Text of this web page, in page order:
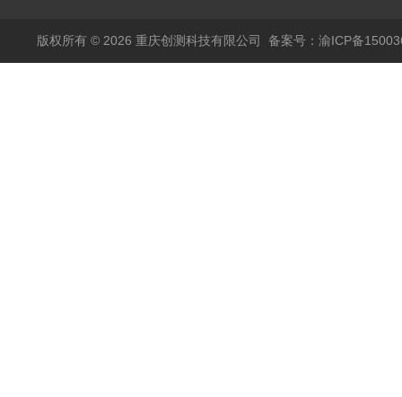
版权所有 © 2026 重庆创测科技有限公司 备案号：渝ICP备